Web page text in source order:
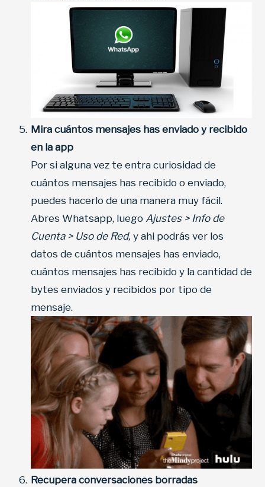
Mira cuántos mensajes has enviado y recibido
en la app
Por si alguna vez te entra curiosidad de
cuántos mensajes has recibido o enviado,
puedes hacerlo de una manera muy fácil.
Abres Whatsapp, luego Ajustes > Info de
Cuenta > Uso de Red, y ahi podrás ver los
datos de cuántos mensajes has enviado,
cuántos mensajes has recibido y la cantidad de
bytes enviados y recibidos por tipo de
mensaje.
Recupera conversaciones borradas